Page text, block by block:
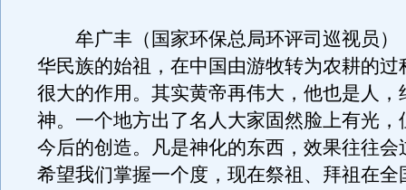
牟广丰（国家环保总局环评司巡视员）
华民族的始祖，在中国由游牧转为农耕的过
很大的作用。其实黄帝再伟大，他也是人，
神。一个地方出了名人大家固然脸上有光，
今后的创造。凡是神化的东西，效果往往会
希望我们掌握一个度，现在祭祖、拜祖在全